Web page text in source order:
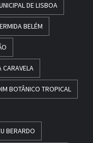
DE LISBOA
ERMIDA BELÉM
CARAVELA
BOTÂNICO TROPICAL
BERARDO